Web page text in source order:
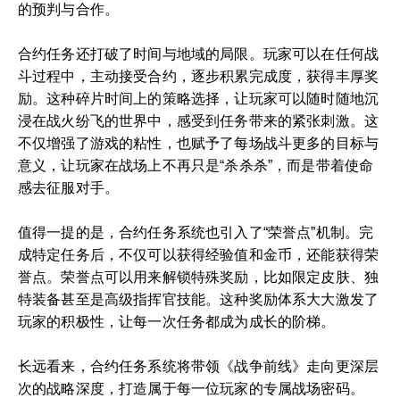
的预判与合作。
合约任务还打破了时间与地域的局限。玩家可以在任何战
斗过程中，主动接受合约，逐步积累完成度，获得丰厚奖
励。这种碎片时间上的策略选择，让玩家可以随时随地沉
浸在战火纷飞的世界中，感受到任务带来的紧张刺激。这
不仅增强了游戏的粘性，也赋予了每场战斗更多的目标与
意义，让玩家在战场上不再只是“杀杀杀”，而是带着使命
感去征服对手。
值得一提的是，合约任务系统也引入了“荣誉点”机制。完
成特定任务后，不仅可以获得经验值和金币，还能获得荣
誉点。荣誉点可以用来解锁特殊奖励，比如限定皮肤、独
特装备甚至是高级指挥官技能。这种奖励体系大大激发了
玩家的积极性，让每一次任务都成为成长的阶梯。
长远看来，合约任务系统将带领《战争前线》走向更深层
次的战略深度，打造属于每一位玩家的专属战场密码。